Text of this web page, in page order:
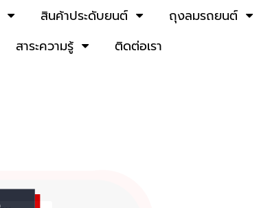
สินค้าประดับยนต์
ถุงลมรถยนต์
สาระความรู้ ติดต่อเรา